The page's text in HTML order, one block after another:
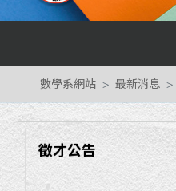
數學系網站 最新消息
徵才公告